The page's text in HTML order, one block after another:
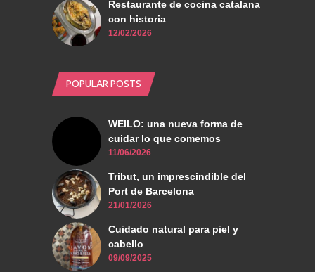
Restaurante de cocina catalana
con historia
12/02/2026
POPULAR POSTS
WEILO: una nueva forma de
cuidar lo que comemos
11/06/2026
Tribut, un imprescindible del
Port de Barcelona
21/01/2026
Cuidado natural para piel y
cabello
09/09/2025